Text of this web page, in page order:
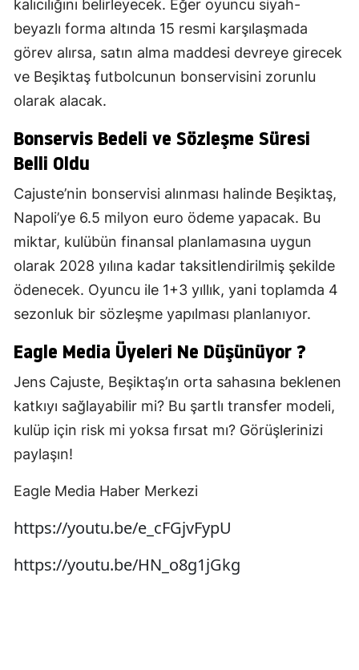
kalıcılığını belirleyecek. Eğer oyuncu siyah-
beyazlı forma altında 15 resmi karşılaşmada
görev alırsa, satın alma maddesi devreye girecek
ve Beşiktaş futbolcunun bonservisini zorunlu
olarak alacak.
Bonservis Bedeli ve Sözleşme Süresi
Belli Oldu
Cajuste’nin bonservisi alınması halinde Beşiktaş,
Napoli’ye 6.5 milyon euro ödeme yapacak. Bu
miktar, kulübün finansal planlamasına uygun
olarak 2028 yılına kadar taksitlendirilmiş şekilde
ödenecek. Oyuncu ile 1+3 yıllık, yani toplamda 4
sezonluk bir sözleşme yapılması planlanıyor.
Eagle Media Üyeleri Ne Düşünüyor ?
Jens Cajuste, Beşiktaş’ın orta sahasına beklenen
katkıyı sağlayabilir mi? Bu şartlı transfer modeli,
kulüp için risk mi yoksa fırsat mı? Görüşlerinizi
paylaşın!
Eagle Media Haber Merkezi
https://youtu.be/e_cFGjvFypU
https://youtu.be/HN_o8g1jGkg